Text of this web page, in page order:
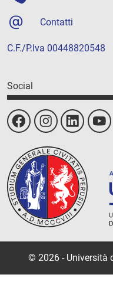
Contatti
C.F./P.Iva 00448820548
Social
© 2026 - Università